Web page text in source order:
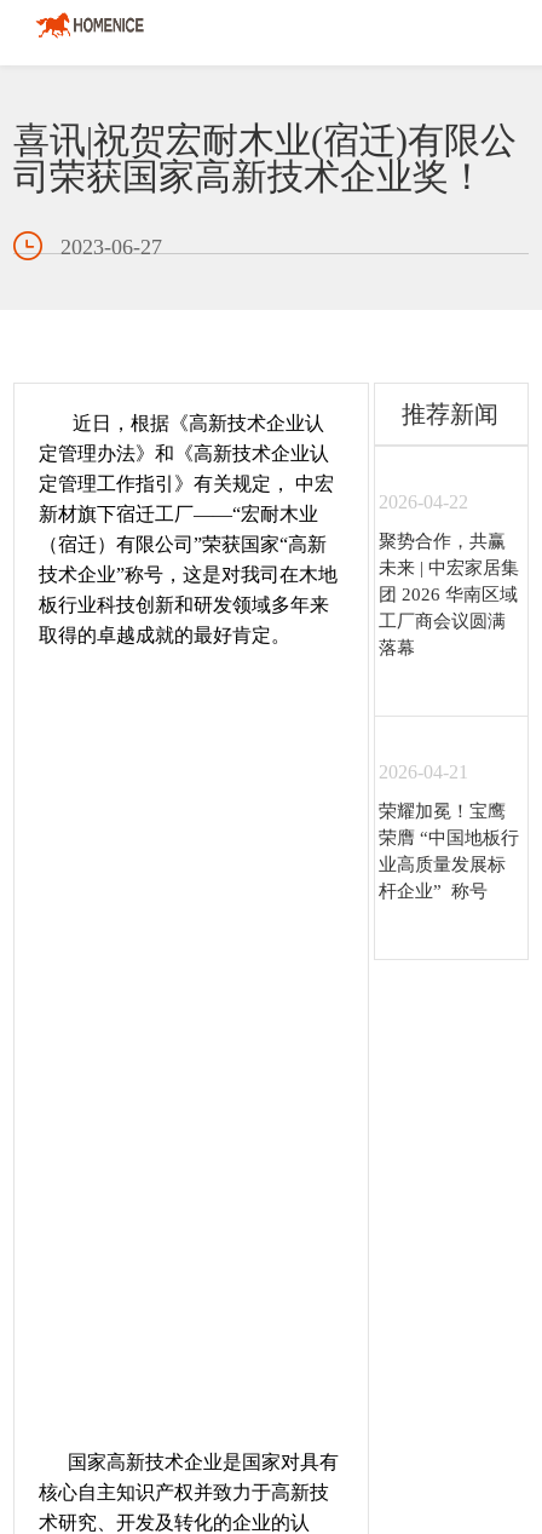
喜讯|祝贺宏耐木业(宿迁)有限公
司荣获国家高新技术企业奖！
2023-06-27
近日，根据《高新技术企业认
定管理办法》和《高新技术企业认
定管理工作指引》有关规定， 中宏
新材旗下宿迁工厂——“宏耐木业
（宿迁）有限公司”荣获国家“高新
技术企业”称号，这是对我司在木地
板行业科技创新和研发领域多年来
取得的卓越成就的最好肯定。
国家高新技术企业是国家对具有
核心自主知识产权并致力于高新技
术研究、开发及转化的企业的认
推荐新闻
2026-04-22
聚势合作，共赢
未来 | 中宏家居集
团 2026 华南区域
工厂商会议圆满
落幕
2026-04-21
荣耀加冕！宝鹰
荣膺 “中国地板行
业高质量发展标
杆企业” 称号